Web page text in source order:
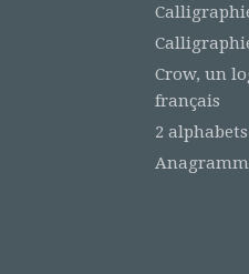
Crow, un
français
2